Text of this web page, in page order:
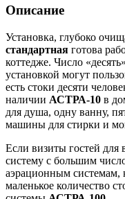
Описание
Установка, глубоко
стандартная готова
коттедже. Число
установкой могут
есть стоки десяти
наличии АСТРА-10 в
для душа, одну ванну,
машины для стирки и
Если визиты гостей
систему с большим
аэрационным системам,
маленькое количество